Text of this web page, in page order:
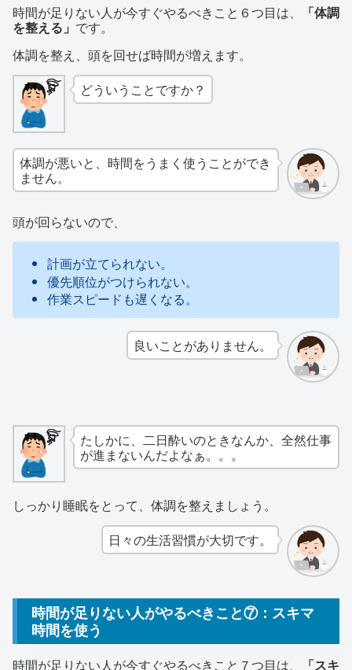
時間が足りない人が今すぐやるべきこと６つ目は、
「体調
を整える」 です。
体調を整え、頭を回せば時間が増えます。
どういうことですか？
体調が悪いと、時間をうまく使うことができ
ません。
頭が回らないので、
計画が立てられない。
優先順位がつけられない。
作業スピードも遅くなる。
良いことがありません。
たしかに、二日酔いのときなんか、全然仕事
が進まないんだよなぁ。。。
しっかり睡眠をとって、体調を整えましょう。
日々の生活習慣が大切です。
時間が足りない人がやるべきこと⑦：スキマ
時間を使う
時間が足りない人が今すぐやるべきこと７つ目は、 「スキ